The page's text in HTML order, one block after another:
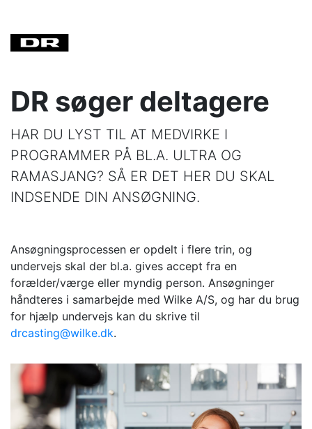
DR søger deltagere
HAR DU LYST TIL AT MEDVIRKE I
PROGRAMMER PÅ BL.A. ULTRA OG
RAMASJANG? SÅ ER DET HER DU SKAL
INDSENDE DIN ANSØGNING.
Ansøgningsprocessen er opdelt i flere trin, og
undervejs skal der bl.a. gives accept fra en
forælder/værge eller myndig person. Ansøgninger
håndteres i samarbejde med Wilke A/S, og har du brug
for hjælp undervejs kan du skrive til
drcasting@wilke.dk.